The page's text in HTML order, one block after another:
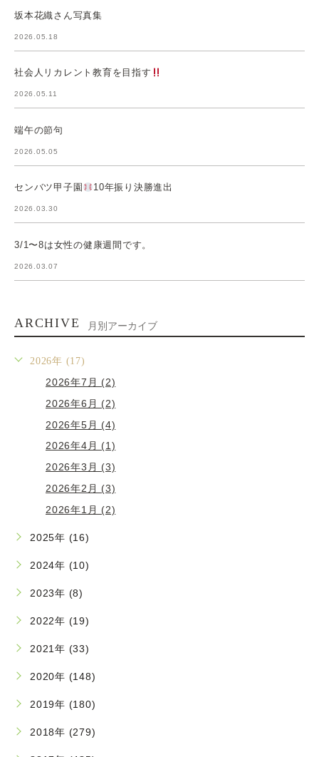
坂本花織さん写真集
2026.05.18
社会人リカレント教育を目指す
2026.05.11
端午の節句
2026.05.05
センバツ甲子園 10年振り決勝進出
2026.03.30
3/1〜8は女性の健康週間です。
2026.03.07
ARCHIVE 月別アーカイブ
2026年 (17)
2026年7月 (2)
2026年6月 (2)
2026年5月 (4)
2026年4月 (1)
2026年3月 (3)
2026年2月 (3)
2026年1月 (2)
2025年 (16)
2024年 (10)
2023年 (8)
2022年 (19)
2021年 (33)
2020年 (148)
2019年 (180)
2018年 (279)